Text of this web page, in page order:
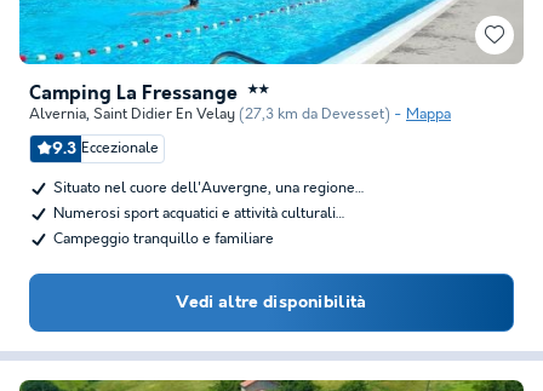
Camping La Fressange ★★
Alvernia, Saint Didier En Velay (27,3 km da Devesset) Mappa
9.3 Eccezionale
Situato nel cuore dell'Auvergne, una regione…
Numerosi sport acquatici e attività culturali…
Campeggio tranquillo e familiare
Vedi altre disponibilità